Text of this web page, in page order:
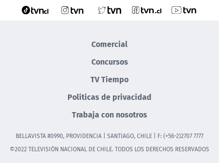
Comercial
Concursos
TV Tiempo
Políticas de privacidad
Trabaja con nosotros
BELLAVISTA #0990, PROVIDENCIA | SANTIAGO, CHILE | F: (+56-2)2707 7777
©2022 TELEVISIÓN NACIONAL DE CHILE. TODOS LOS DERECHOS RESERVADOS